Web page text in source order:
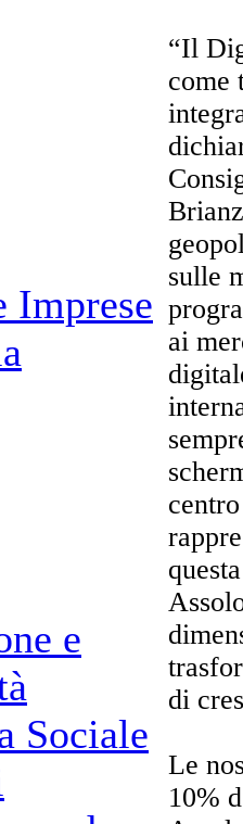
Imprese
e
Sociale
“Il
come
sulle
ai
di
Le
10%